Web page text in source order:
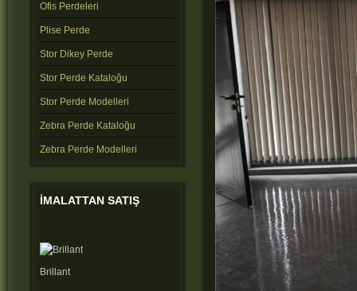
Ofis Perdeleri
Plise Perde
Stor Dikey Perde
Stor Perde Kataloğu
Stor Perde Modelleri
Zebra Perde Kataloğu
Zebra Perde Modelleri
IMALATTAN SATIŞ
Brillant